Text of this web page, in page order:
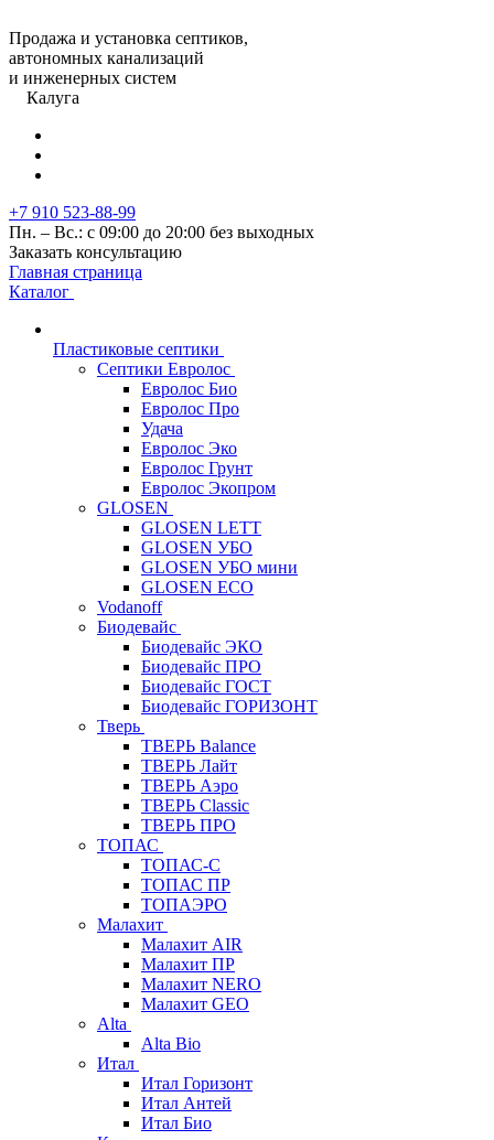
Продажа и установка септиков,
автономных канализаций
и инженерных систем
Калуга
+7 910 523-88-99
Пн. – Вс.: с 09:00 до 20:00 без выходных
Заказать консультацию
Главная страница
Каталог
Пластиковые септики
Септики Евролос
Евролос Био
Евролос Про
Удача
Евролос Эко
Евролос Грунт
Евролос Экопром
GLOSEN
GLOSEN LETT
GLOSEN УБО
GLOSEN УБО мини
GLOSEN ECO
Vodanoff
Биодевайс
Биодевайс ЭКО
Биодевайс ПРО
Биодевайс ГОСТ
Биодевайс ГОРИЗОНТ
Тверь
ТВЕРЬ Balance
ТВЕРЬ Лайт
ТВЕРЬ Аэро
ТВЕРЬ Classic
ТВЕРЬ ПРО
ТОПАС
ТОПАС-С
ТОПАС ПР
ТОПАЭРО
Малахит
Малахит AIR
Малахит ПР
Малахит NERO
Малахит GEO
Alta
Alta Bio
Итал
Итал Горизонт
Итал Антей
Итал Био